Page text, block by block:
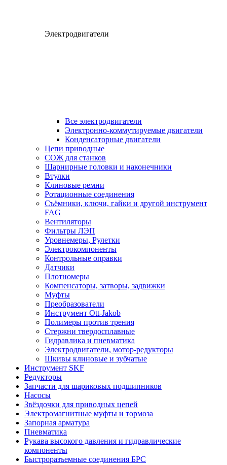
Электродвигатели
Все электродвигатели
Электронно-коммутируемые двигатели
Конденсаторные двигатели
Цепи приводные
СОЖ для станков
Шарнирные головки и наконечники
Втулки
Клиновые ремни
Ротационные соединения
Съёмники, ключи, гайки и другой инструмент
FAG
Вентиляторы
Фильтры ЛЭП
Уровнемеры, Рулетки
Электрокомпоненты
Контрольные оправки
Датчики
Плотномеры
Компенсаторы, затворы, задвижки
Муфты
Преобразователи
Инструмент Ott-Jakob
Полимеры против трения
Стержни твердосплавные
Гидравлика и пневматика
Электродвигатели, мотор-редукторы
Шкивы клиновые и зубчатые
Инструмент SKF
Редукторы
Запчасти для шариковых подшипников
Насосы
Звёздочки для приводных цепей
Электромагнитные муфты и тормоза
Запорная арматура
Пневматика
Рукава высокого давления и гидравлические
компоненты
Быстроразъемные соединения БРС